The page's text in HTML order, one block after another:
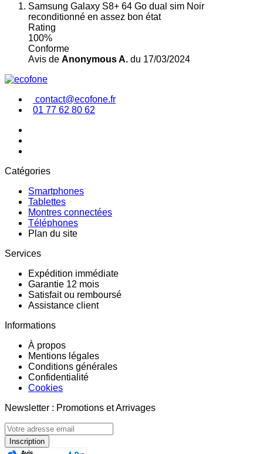
Samsung Galaxy S8+ 64 Go dual sim Noir
reconditionné en assez bon état
Rating
100%
Conforme
Avis de Anonymous A. du 17/03/2024
contact@ecofone.fr
01 77 62 80 62
Catégories
Smartphones
Tablettes
Montres connectées
Téléphones
Plan du site
Services
Expédition immédiate
Garantie 12 mois
Satisfait ou remboursé
Assistance client
Informations
À propos
Mentions légales
Conditions générales
Confidentialité
Cookies
Newsletter : Promotions et Arrivages
Inscription